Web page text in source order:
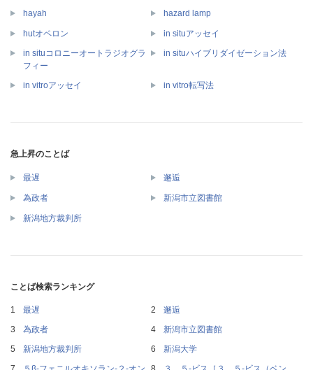
hayah hazard lamp
hutオペロン
in situアッセイ
in situコロニーオートラジオグラ
フィー
in situハイブリダイゼーション法
in vitroアッセイ in vitro転写法
急上昇のことば
最遅 邂逅
為政者 新潟市立図書館
新潟地方裁判所
ことば検索ランキング
最遅
邂逅
為政者
新潟市立図書館
新潟地方裁判所
新潟大学